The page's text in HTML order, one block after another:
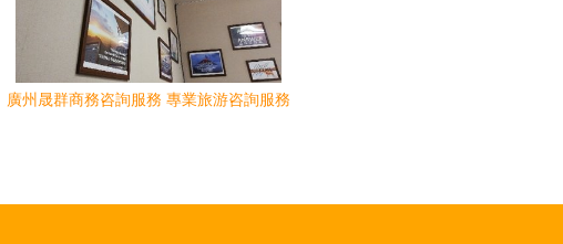
廣州晟群商務咨詢服務 專業旅游咨詢服務